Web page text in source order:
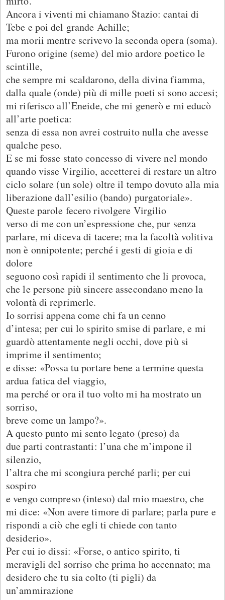
Ancora i viventi mi chiamano Stazio: cantai di
Tebe e poi del grande Achille;
ma morii mentre scrivevo la seconda opera (soma).
Furono origine (seme) del mio ardore poetico le
scintille,
che sempre mi scaldarono, della divina fiamma,
dalla quale (onde) più di mille poeti si sono accesi;
mi riferisco all’Eneide, che mi generò e mi educò
all’arte poetica:
senza di essa non avrei costruito nulla che avesse
qualche peso.
E se mi fosse stato concesso di vivere nel mondo
quando visse Virgilio, accetterei di restare un altro
ciclo solare (un sole) oltre il tempo dovuto alla mia
liberazione dall’esilio (bando) purgatoriale».
Queste parole fecero rivolgere Virgilio
verso di me con un’espressione che, pur senza
parlare, mi diceva di tacere; ma la facoltà volitiva
non è onnipotente; perché i gesti di gioia e di
dolore
seguono così rapidi il sentimento che li provoca,
che le persone più sincere assecondano meno la
volontà di reprimerle.
Io sorrisi appena come chi fa un cenno
d’intesa; per cui lo spirito smise di parlare, e mi
guardò attentamente negli occhi, dove più si
imprime il sentimento;
e disse: «Possa tu portare bene a termine questa
ardua fatica del viaggio,
ma perché or ora il tuo volto mi ha mostrato un
sorriso,
breve come un lampo?».
A questo punto mi sento legato (preso) da
due parti contrastanti: l’una che m’impone il
silenzio,
l’altra che mi scongiura perché parli; per cui
sospiro
e vengo compreso (inteso) dal mio maestro, che
mi dice: «Non avere timore di parlare; parla pure e
rispondi a ciò che egli ti chiede con tanto
desiderio».
Per cui io dissi: «Forse, o antico spirito, ti
meravigli del sorriso che prima ho accennato; ma
desidero che tu sia colto (ti pigli) da
un’ammirazione